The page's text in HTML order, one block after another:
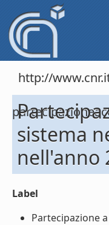
http://
sistema
nell'anno
Label
Partecipazione